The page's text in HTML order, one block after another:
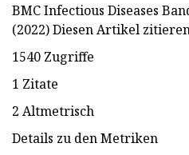
BMC Infectious Diseases
(2022) Diesen Artikel
1540 Zugriffe
1 Zitate
2 Altmetrisch
Details zu den Metriken